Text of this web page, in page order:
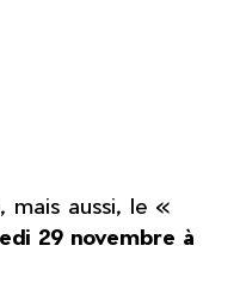
mais aussi, le «
29 novembre à